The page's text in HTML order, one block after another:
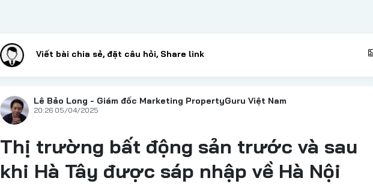
Lê Bảo Long - Giám đốc Marketing PropertyGuru Việt Nam
20:26 05/04/2025
Thị trường bất động sản trước và sau
khi Hà Tây được sáp nhập về Hà Nội